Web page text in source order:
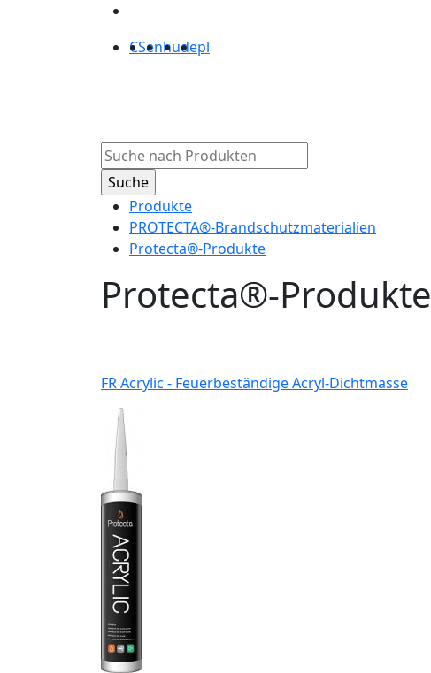
CSenhudepl
Produkte
PROTECTA®-Brandschutzmaterialien
Protecta®-Produkte
Protecta®-Produkte
FR Acrylic - Feuerbeständige Acryl-Dichtmasse